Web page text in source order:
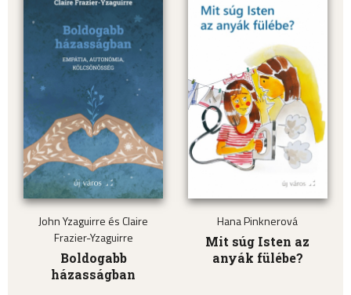
John Yzaguirre és Claire
Frazier-Yzaguirre
Boldogabb
házasságban
Hana Pinknerová
Mit súg Isten az
anyák fülébe?